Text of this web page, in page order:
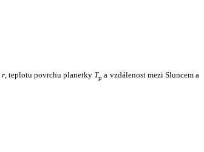
r, teplotu povrchu planetky Tp a vzdálenost mezi Sluncem a